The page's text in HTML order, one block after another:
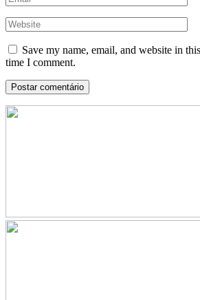
Save my name, email, and website in
time I comment.